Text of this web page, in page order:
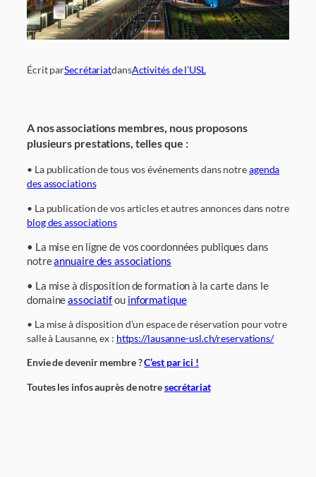
Écrit parSecrétariatdansActivités de l’USL
A nos associations membres, nous proposons
plusieurs prestations, telles que :
• La publication de tous vos événements dans notreagenda
des associations
• La publication de vos articles et autres annonces dans notre
blog des associations
• La mise en ligne de vos coordonnées publiques dans
notreannuaire des associations
• La mise à disposition de formation à la carte dans le
domaineassociatifou informatique
• La mise à disposition d’un espace de réservation pour votre
salle à Lausanne, ex : https://lausanne-usl.ch/reservations/
Envie de devenir membre ?C’est par ici !
Toutes les infos auprès de notresecrétariat